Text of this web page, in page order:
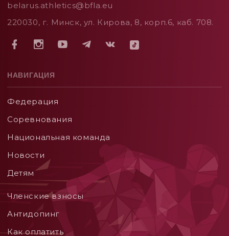
belarus.athletics@bfla.eu
220030, г. Минск, ул. Кирова, 8, корп.6, каб. 708.
НАВИГАЦИЯ
Федерация
Соревнования
Национальная команда
Новости
Детям
Членские взносы
Aнтидопинг
Как оплатить